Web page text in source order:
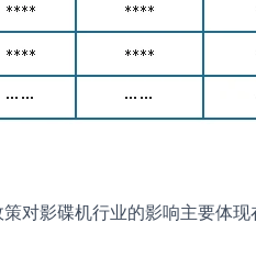
对影碟机行业的影响主要体现